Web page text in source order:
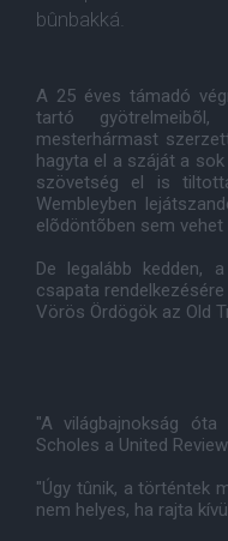
bûnbakká.
A 25 éves támadó
tartó
mesterhármast
hagyta el a száját a
szövetség el is
Wembleyben
elõdöntõben sem vehet
De legalább kedden,
csapata
Vörös Ördögök az Old
"A világbajnokság
Scholes a United
"Úgy tûnik, a történtek
nem helyes, ha rajta